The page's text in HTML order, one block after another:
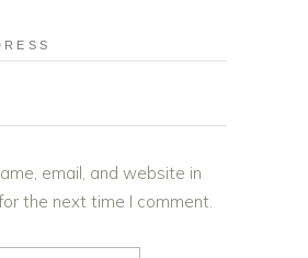
email, and website in
the next time I comment.